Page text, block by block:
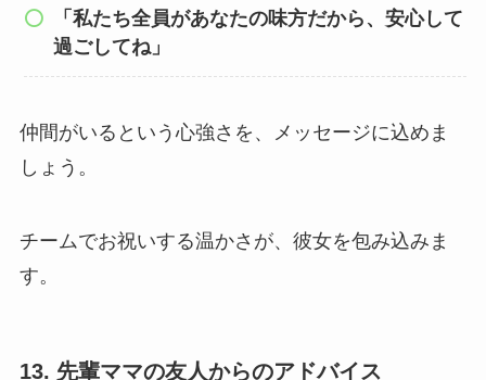
「私たち全員があなたの味方だから、安心して
過ごしてね」
仲間がいるという心強さを、メッセージに込めま
しょう。
チームでお祝いする温かさが、彼女を包み込みま
す。
13. 先輩ママの友人からのアドバイス